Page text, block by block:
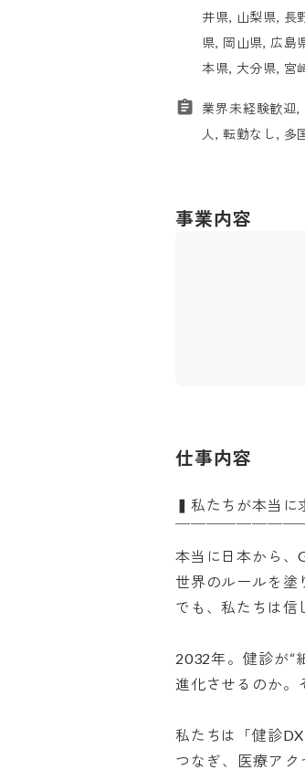
井県, 山梨県, 長
県, 岡山県, 広島
本県, 大分県, 宮
業界未経験歓迎
人, 転勤なし, 多
事業内容
仕事内容
▍私たちが本当に
￣￣￣￣￣￣￣￣
本当に日本から、
世界のルールを塗
でも、私たちは信
2032年。健診が“
進化させるのか。
私たちは「健診
つなぎ、医療ア